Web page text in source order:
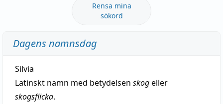
Rensa mina
sökord
Dagens namnsdag
Silvia
Latinskt namn med betydelsen skogeller
skogsflicka.